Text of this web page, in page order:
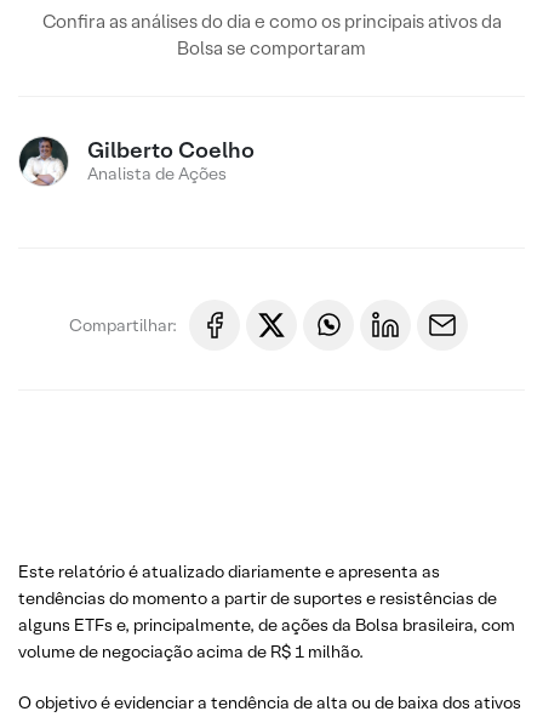
Confira as análises do dia e como os principais ativos da
Bolsa se comportaram
Gilberto Coelho
Analista de Ações
Compartilhar:
Este relatório é atualizado diariamente e apresenta as
tendências do momento a partir de suportes e resistências de
alguns ETFs e, principalmente, de ações da Bolsa brasileira, com
volume de negociação acima de R$ 1 milhão.
O objetivo é evidenciar a tendência de alta ou de baixa dos ativos